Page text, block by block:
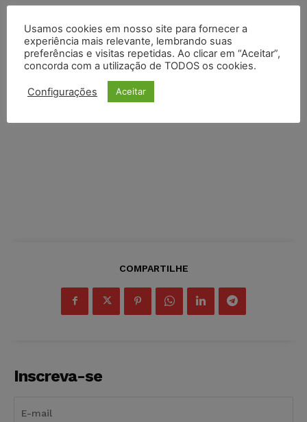
COMPARTILHE
Inscreva-se
Usamos cookies em nosso site para fornecer a
experiência mais relevante, lembrando suas
preferências e visitas repetidas. Ao clicar em “Aceitar”,
concorda com a utilização de TODOS os cookies.
Configurações Aceitar